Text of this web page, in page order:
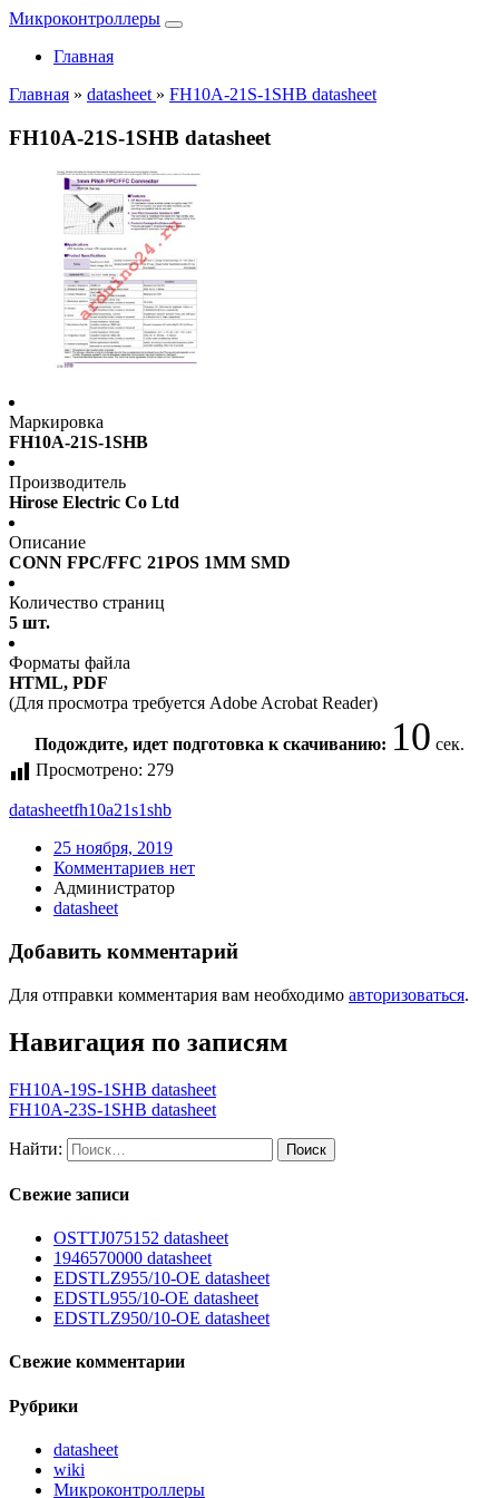
Микроконтроллеры
Главная
Главная » datasheet » FH10A-21S-1SHB datasheet
FH10A-21S-1SHB datasheet
Маркировка
FH10A-21S-1SHB
Производитель
Hirose Electric Co Ltd
Описание
CONN FPC/FFC 21POS 1MM SMD
Количество страниц
5 шт.
Форматы файла
HTML, PDF
(Для просмотра требуется Adobe Acrobat Reader)
Подождите, идет подготовка к скачиванию: 10 сек.
Просмотрено: 279
datasheetfh10a21s1shb
25 ноября, 2019
Комментариев нет
Администратор
datasheet
Добавить комментарий
Для отправки комментария вам необходимо авторизоваться.
Навигация по записям
FH10A-19S-1SHB datasheet
FH10A-23S-1SHB datasheet
Найти:
Свежие записи
OSTTJ075152 datasheet
1946570000 datasheet
EDSTLZ955/10-OE datasheet
EDSTL955/10-OE datasheet
EDSTLZ950/10-OE datasheet
Свежие комментарии
Рубрики
datasheet
wiki
Микроконтроллеры